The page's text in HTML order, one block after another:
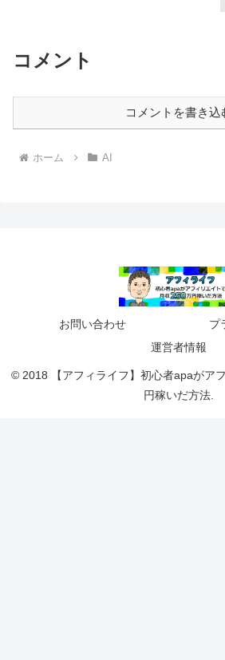
コメント
コメントを書き込
ホーム AI
お問い合わせ
プ
運営者情報
© 2018 【アフィライフ】初心者apaがア
円稼いだ方法.